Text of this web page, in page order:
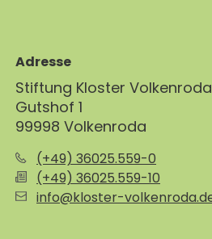
Adresse
Stiftung Kloster Volkenroda
Gutshof 1
99998 Volkenroda
(+49) 36025.559-0
(+49) 36025.559-10
info@kloster-